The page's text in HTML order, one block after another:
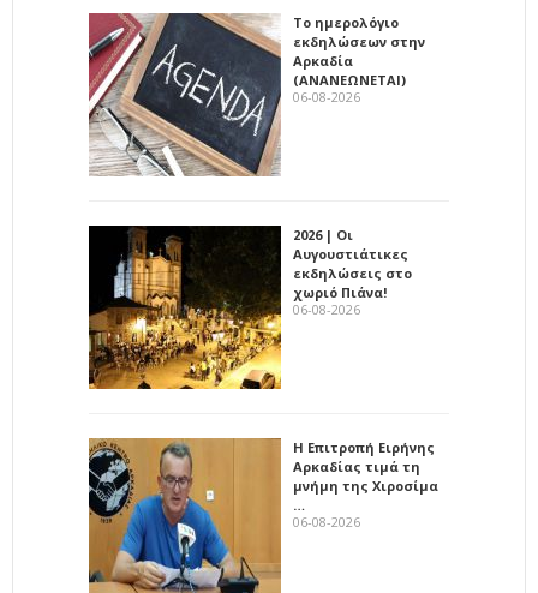
Το ημερολόγιο
εκδηλώσεων στην
Αρκαδία
(ΑΝΑΝΕΩΝΕΤΑΙ)
06-08-2026
2026 | Οι
Αυγουστιάτικες
εκδηλώσεις στο
χωριό Πιάνα!
06-08-2026
Η Επιτροπή Ειρήνης
Αρκαδίας τιμά τη
μνήμη της Χιροσίμα
…
06-08-2026